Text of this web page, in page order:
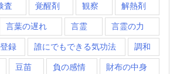
査 覚醒剤 観察 解熱剤
言葉の遅れ 言霊 言霊の力
録 誰にでもできる気功法 調和
豆苗 負の感情 財布の中身